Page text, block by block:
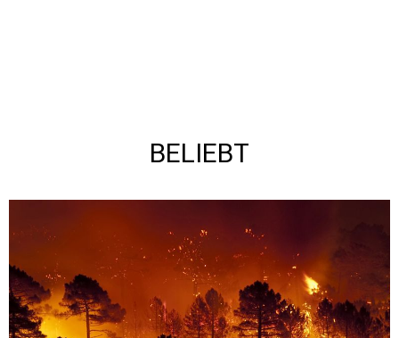
BELIEBT